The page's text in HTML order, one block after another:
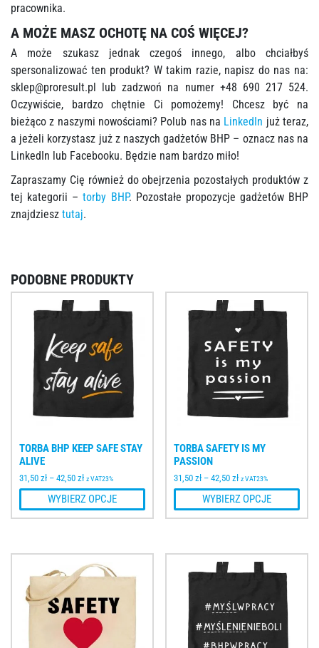
pracownika.
A MOŻE MASZ OCHOTĘ NA COŚ WIĘCEJ?
A może szukasz jednak czegoś innego, albo chciałbyś
spersonalizować ten produkt? W takim razie, napisz do nas na:
sklep@proresult.pl lub zadzwoń na numer +48 690 217 524.
Oczywiście, bardzo chętnie Ci pomożemy! Chcesz być na
bieżąco z naszymi nowościami? Polub nas na LinkedIn już teraz,
a jeżeli korzystasz już z naszych gadżetów BHP – oznacz nas na
LinkedIn lub Facebooku. Będzie nam bardzo miło!
Zapraszamy Cię również do obejrzenia pozostałych produktów z
tej kategorii –torby BHP. Pozostałe propozycje gadżetów BHP
znajdziesz tutaj.
PODOBNE PRODUKTY
TORBA BHP KEEP SAFE STAY
ALIVE
31,50 zł – 42,50 zł z VAT23%
WYBIERZ OPCJE
TORBA SAFETY IS MY
PASSION
31,50zł – 42,50zł z VAT23%
WYBIERZ OPCJE